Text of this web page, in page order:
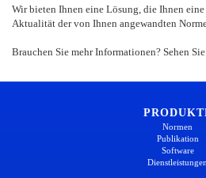
Wir bieten Ihnen eine Lösung, die Ihnen
Aktualität der von Ihnen angewandten
Brauchen Sie mehr Informationen? Sehen
Normen
Publikation
Software
Dienstleistungen